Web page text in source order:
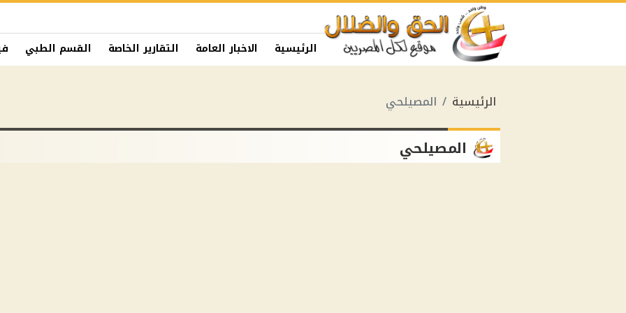
الرئيسية الاخبار العامة التقارير الخاصة القسم الطبي
الرئيسية المصيلحي
المصيلحي